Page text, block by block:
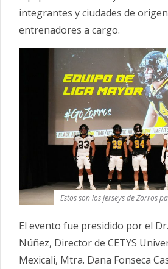
integrantes y ciudades de
entrenadores a cargo.
Estos son los jerseys de Zorros
El evento fue presidido por el
Núñez, Director de CETYS
Mexicali, Mtra. Dana Fonseca